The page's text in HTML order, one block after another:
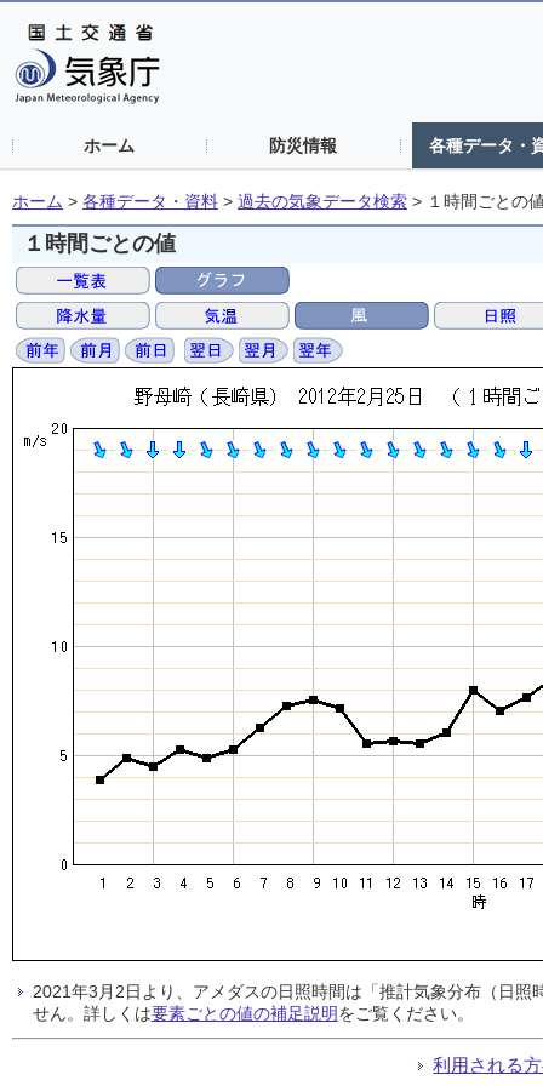
ホーム 防災情報 各種データ・
ホーム > 各種データ・資料 > 過去の気象データ検索 > １時間ごとの
１時間ごとの値
2021年3月2日より、アメダスの日照時間は「推計気象分布（日
せん。詳しくは要素ごとの値の補足説明をご覧ください。
利用される